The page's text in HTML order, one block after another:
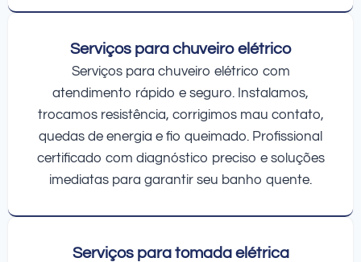
Serviços para chuveiro elétrico
Serviços para chuveiro elétrico com
atendimento rápido e seguro. Instalamos,
trocamos resistência, corrigimos mau contato,
quedas de energia e fio queimado. Profissional
certificado com diagnóstico preciso e soluções
imediatas para garantir seu banho quente.
Serviços para tomada elétrica